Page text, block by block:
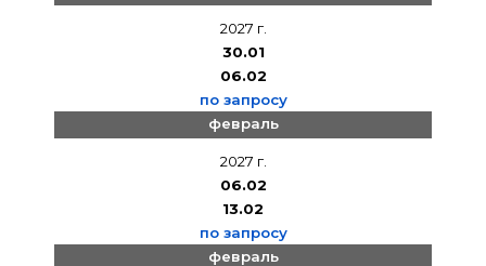
2027 г.
30.01
06.02
по запросу
февраль
2027 г.
06.02
13.02
по запросу
февраль